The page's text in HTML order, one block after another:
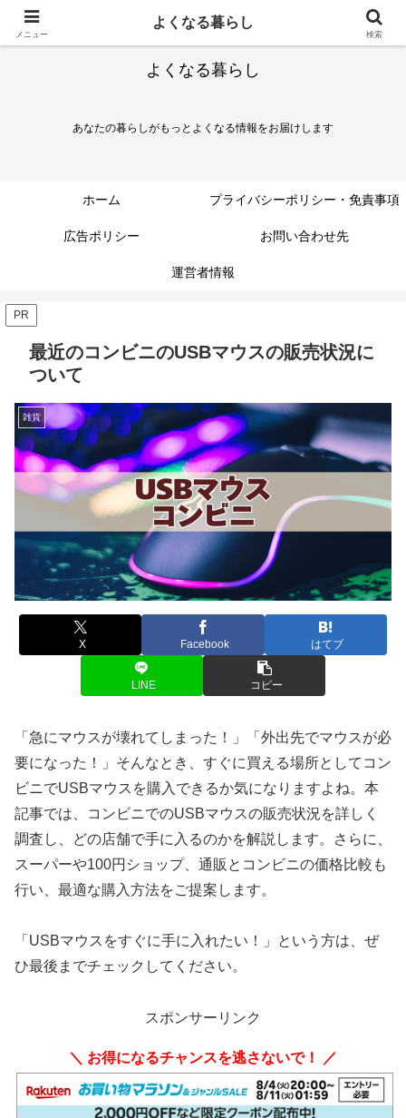
よくなる暮らし
あなたの暮らしがもっとよくなる情報をお届けします
ホーム プライバシーポリシー・免責事項
広告ポリシー お問い合わせ先
運営者情報
PR
最近のコンビニのUSBマウスの販売状況に
ついて
雑貨
X Facebook はてブ
LINE コピー
「急にマウスが壊れてしまった！」「外出先でマウスが必
要になった！」そんなとき、すぐに買える場所としてコン
ビニでUSBマウスを購入できるか気になりますよね。本
記事では、コンビニでのUSBマウスの販売状況を詳しく
調査し、どの店舗で手に入るのかを解説します。さらに、
スーパーや100円ショップ、通販とコンビニの価格比較も
行い、最適な購入方法をご提案します。
「USBマウスをすぐに手に入れたい！」という方は、ぜ
ひ最後までチェックしてください。
スポンサーリンク
＼ お得になるチャンスを逃さないで！ ／
メニュー
よくなる暮らし
検索